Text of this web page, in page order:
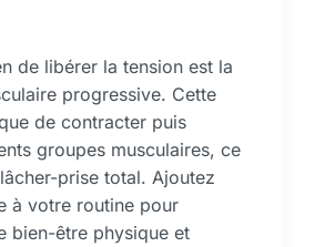
de libérer la tension est la
progressive. Cette
de contracter puis
groupes musculaires, ce
prise total. Ajoutez
à votre routine pour
bien-être physique et